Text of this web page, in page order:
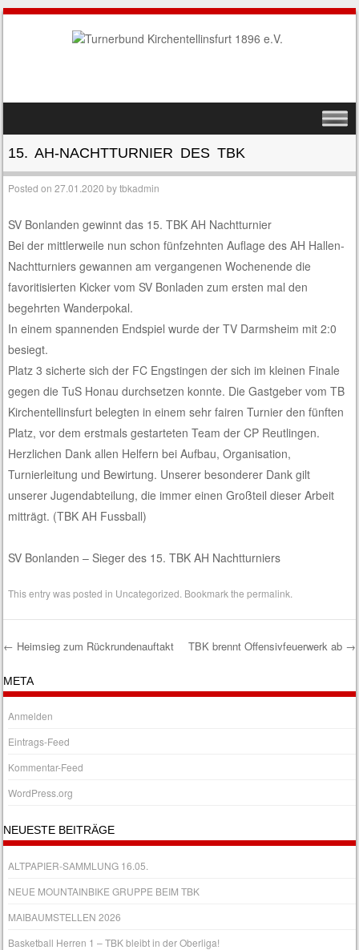
MENU
15. AH-NACHTTURNIER DES TBK
Posted on27.01.2020 bytbkadmin
SV Bonlanden gewinnt das 15. TBK AH Nachtturnier
Bei der mittlerweile nun schon fünfzehnten Auflage des AH Hallen-
Nachtturniers gewannen am vergangenen Wochenende die
favoritisierten Kicker vom SV Bonladen zum ersten mal den
begehrten Wanderpokal.
In einem spannenden Endspiel wurde der TV Darmsheim mit 2:0
besiegt.
Platz 3 sicherte sich der FC Engstingen der sich im kleinen Finale
gegen die TuS Honau durchsetzen konnte. Die Gastgeber vom TB
Kirchentellinsfurt belegten in einem sehr fairen Turnier den fünften
Platz, vor dem erstmals gestarteten Team der CP Reutlingen.
Herzlichen Dank allen Helfern bei Aufbau, Organisation,
Turnierleitung und Bewirtung. Unserer besonderer Dank gilt
unserer Jugendabteilung, die immer einen Großteil dieser Arbeit
mitträgt. (TBK AH Fussball)
SV Bonlanden – Sieger des 15. TBK AH Nachtturniers
This entry was posted in Uncategorized . Bookmark thepermalink
Post navigation
← Heimsieg zum Rückrundenauftakt TBK brennt Offensivfeuerwerk ab →
META
Anmelden
Eintrags-Feed
Kommentar-Feed
WordPress.org
NEUESTE BEITRÄGE
ALTPAPIER-SAMMLUNG 16.05.
NEUE MOUNTAINBIKE GRUPPE BEIM TBK
MAIBAUMSTELLEN 2026
Basketball Herren 1 – TBK bleibt in der Oberliga!